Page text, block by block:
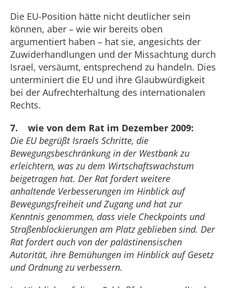
Die EU-Position hätte nicht deutlicher sein
können, aber – wie wir bereits oben
argumentiert haben – hat sie, angesichts der
Zuwiderhandlungen und der Missachtung durch
Israel, versäumt, entsprechend zu handeln. Dies
unterminiert die EU und ihre Glaubwürdigkeit
bei der Aufrechterhaltung des internationalen
Rechts.
7. wie von dem Rat im Dezember 2009:
Die EU begrüßt Israels Schritte, die
Bewegungsbeschränkung in der Westbank zu
erleichtern, was zu dem Wirtschaftswachstum
beigetragen hat. Der Rat fordert weitere
anhaltende Verbesserungen im Hinblick auf
Bewegungsfreiheit und Zugang und hat zur
Kenntnis genommen, dass viele Checkpoints und
Straßenblockierungen am Platz geblieben sind. Der
Rat fordert auch von der palästinensischen
Autorität, ihre Bemühungen im Hinblick auf Gesetz
und Ordnung zu verbessern.